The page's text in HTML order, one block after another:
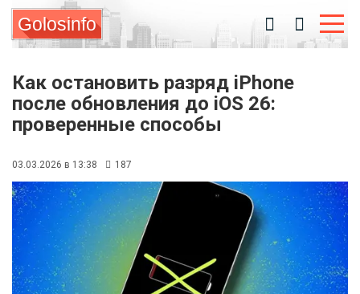
Golosinfo
Как остановить разряд iPhone
после обновления до iOS 26:
проверенные способы
03.03.2026 в 13:38 187